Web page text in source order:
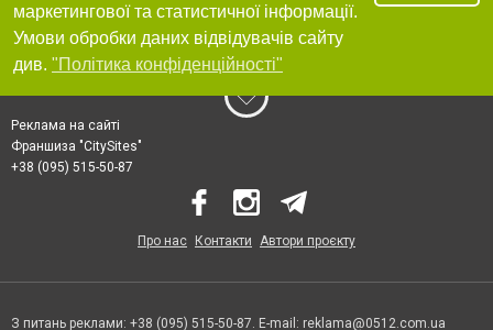
маркетингової та статистичної інформації.
Умови обробки даних відвідувачів сайту
див. "Політика конфіденційності"
Реклама на сайті
Франшиза "CitySites"
+38 (095) 515-50-87
Про нас Контакти Автори проєкту
З питань реклами: +38 (095) 515-50-87. E-mail: reklama@0512.com.ua